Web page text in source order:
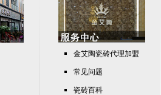
金艾陶瓷砖代理加盟
常见问题
瓷砖百科